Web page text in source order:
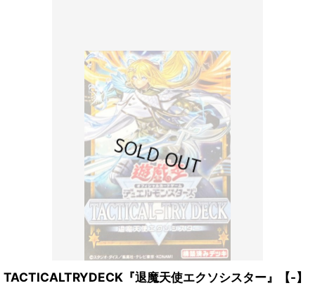
TACTICALTRYDECK『退魔天使エクソシスター』【-】